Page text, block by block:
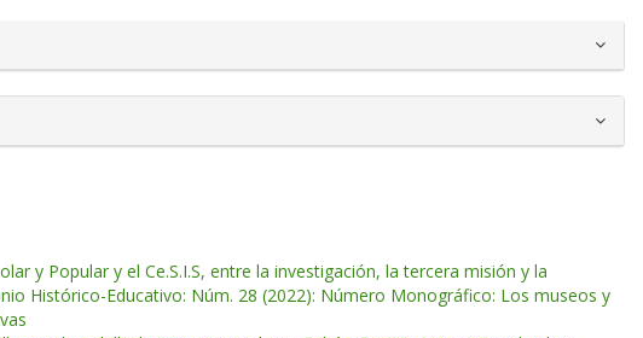
y Popular y el Ce.S.I.S, entre la investigación, la tercera misión y la
Histórico-Educativo: Núm. 28 (2022): Número Monográfico: Los museos y